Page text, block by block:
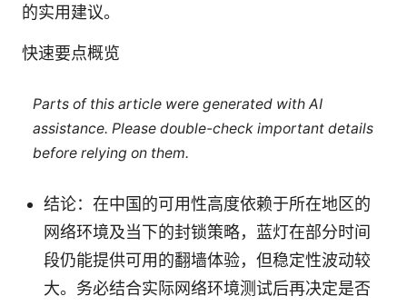
的实用建议。
快速要点概览
Parts of this article were generated with AI
assistance. Please double-check important details
before relying on them.
结论：在中国的可用性高度依赖于所在地区的
网络环境及当下的封锁策略，蓝灯在部分时间
段仍能提供可用的翻墙体验，但稳定性波动较
大。务必结合实际网络环境测试后再决定是否